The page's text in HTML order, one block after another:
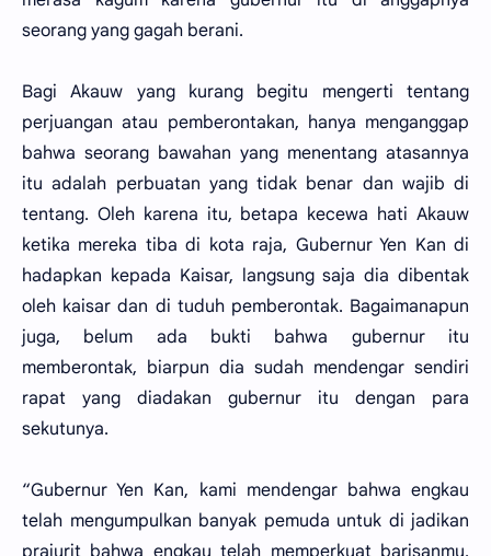
seorang yang gagah berani.
Bagi Akauw yang kurang begitu mengerti tentang
perjuangan atau pemberontakan, hanya menganggap
bahwa seorang bawahan yang menentang atasannya
itu adalah perbuatan yang tidak benar dan wajib di
tentang. Oleh karena itu, betapa kecewa hati Akauw
ketika mereka tiba di kota raja, Gubernur Yen Kan di
hadapkan kepada Kaisar, langsung saja dia dibentak
oleh kaisar dan di tuduh pemberontak. Bagaimanapun
juga, belum ada bukti bahwa gubernur itu
memberontak, biarpun dia sudah mendengar sendiri
rapat yang diadakan gubernur itu dengan para
sekutunya.
“Gubernur Yen Kan, kami mendengar bahwa engkau
telah mengumpulkan banyak pemuda untuk di jadikan
prajurit bahwa engkau telah memperkuat barisanmu.